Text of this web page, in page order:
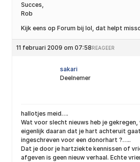
Succes,
Rob
Kijk eens op Forum bij lol, dat helpt
11 februari 2009 om 07:58 REAGEER
sakari
Deelnemer
hallotjes meid….
Wat voor slecht nieuws heb je
eigenlijk daaran dat je hart achteruit
ingeschreven voor een donorhart ?…..
Dat je door je hartziekte kennissen of
afgeven is geen nieuw verhaal. Echte